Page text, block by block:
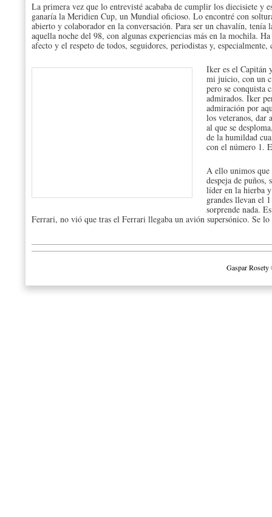
La primera vez que lo entrevisté acababa de cumplir los diecisiete y
ganaría la Meridien Cup, un Mundial oficioso. Lo encontré con
abierto y colaborador en la conversación. Para ser un chavalín, tenía
aquella noche del 98, con algunas experiencias más en la mochila.
afecto y el respeto de todos, seguidores, periodistas y, especialmente,
Iker es el Capitán
mi juicio, con un
pero se conquista
admirados. Iker
admiración por
los veteranos, dar
al que se
de la humildad
con el número 1.
A ello unimos que
despeja de puños,
líder en la hierba
grandes llevan el
sorprende nada.
Ferrari, no vió que tras el Ferrari llegaba un avión supersónico. Se lo
Gaspar